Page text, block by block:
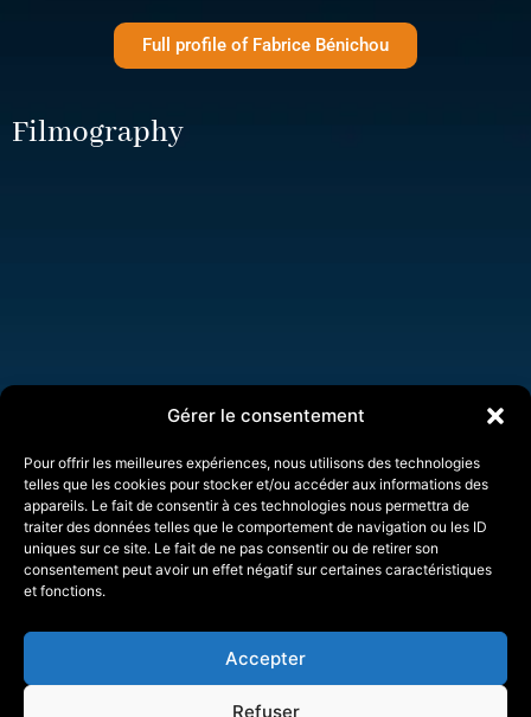
Gérer le consentement
Pour offrir les meilleures expériences, nous utilisons des technologies
telles que les cookies pour stocker et/ou accéder aux informations des
appareils. Le fait de consentir à ces technologies nous permettra de
traiter des données telles que le comportement de navigation ou les ID
uniques sur ce site. Le fait de ne pas consentir ou de retirer son
consentement peut avoir un effet négatif sur certaines caractéristiques
et fonctions.
Accepter
Refuser
Full profile of Fabrice Bénichou
Filmography